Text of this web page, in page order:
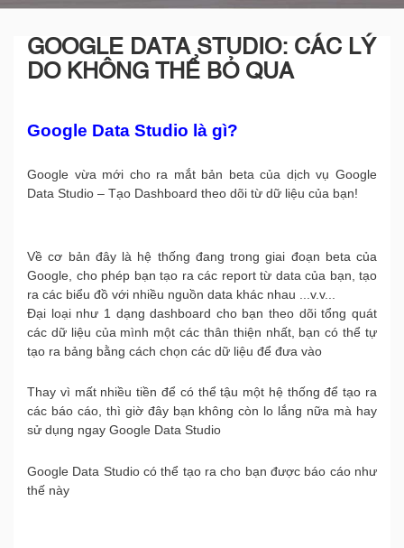
GOOGLE DATA STUDIO: CÁC LÝ
DO KHÔNG THỂ BỎ QUA
Google Data Studio là gì?
Google vừa mới cho ra mắt bản beta của dịch vụ Google
Data Studio – Tạo Dashboard theo dõi từ dữ liệu của bạn!
Về cơ bản đây là hệ thống đang trong giai đoạn beta của
Google, cho phép bạn tạo ra các report từ data của bạn, tạo
ra các biểu đồ với nhiều nguồn data khác nhau ...v.v...
Đại loại như 1 dạng dashboard cho bạn theo dõi tổng quát
các dữ liệu của mình một các thân thiện nhất, bạn có thể tự
tạo ra bảng bằng cách chọn các dữ liệu để đưa vào
Thay vì mất nhiều tiền để có thể tậu một hệ thống để tạo ra
các báo cáo, thì giờ đây bạn không còn lo lắng nữa mà hay
sử dụng ngay Google Data Studio
Google Data Studio có thể tạo ra cho bạn được báo cáo như
thế này